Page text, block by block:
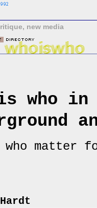
new media
is who
who matter